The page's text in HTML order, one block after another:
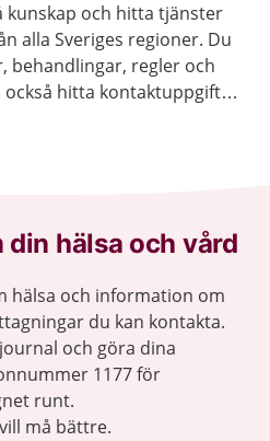
kunskap och hitta tjänster
alla Sveriges regioner. Du
behandlingar, regler och
hälsa och vård
hälsa och information om
du kan kontakta.
och göra dina
1177 för
runt.
må bättre.